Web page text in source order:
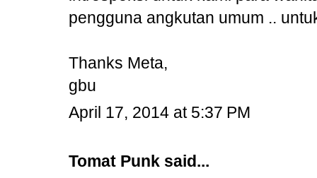
pengguna angkutan umum ..
Thanks Meta,
gbu
April 17, 2014 at 5:37 PM
Tomat Punk said...